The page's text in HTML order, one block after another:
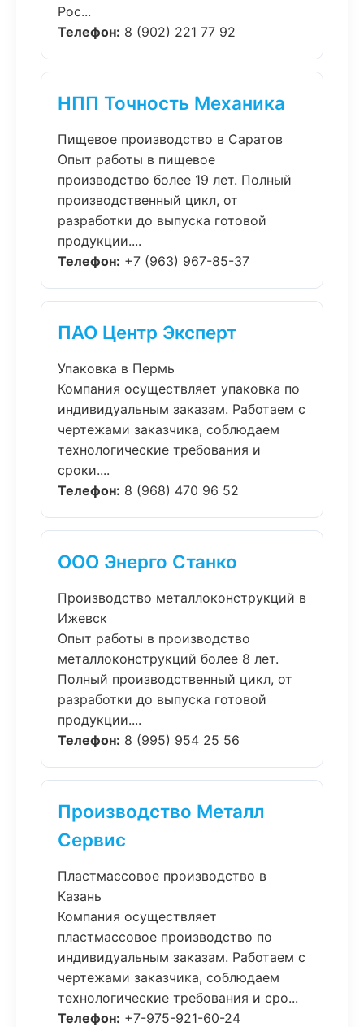
Рос...
Телефон: 8 (902) 221 77 92
НПП Точность Механика
Пищевое производство в Саратов
Опыт работы в пищевое
производство более 19 лет. Полный
производственный цикл, от
разработки до выпуска готовой
продукции....
Телефон: +7 (963) 967-85-37
ПАО Центр Эксперт
Упаковка в Пермь
Компания осуществляет упаковка по
индивидуальным заказам. Работаем с
чертежами заказчика, соблюдаем
технологические требования и
сроки....
Телефон: 8 (968) 470 96 52
ООО Энерго Станко
Производство металлоконструкций в
Ижевск
Опыт работы в производство
металлоконструкций более 8 лет.
Полный производственный цикл, от
разработки до выпуска готовой
продукции....
Телефон: 8 (995) 954 25 56
Производство Металл
Сервис
Пластмассовое производство в
Казань
Компания осуществляет
пластмассовое производство по
индивидуальным заказам. Работаем с
чертежами заказчика, соблюдаем
технологические требования и сро...
Телефон: +7-975-921-60-24